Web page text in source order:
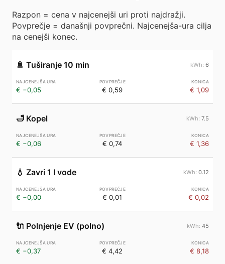
Razpon = cena v najcenejši uri proti najdražji.
Povprečje = današnji povprečni. Najcenejša-ura cilja
na cenejši konec.
🚿 Tuširanje 10 min 6
€ −0,05 € 0,59 € 1,09
🛁 Kopel 7.5
€ −0,06 € 0,74 € 1,36
💧 Zavri 1 l vode 0.12
€ −0,00 € 0,01 € 0,02
🔌 Polnjenje EV (polno) 45
€ −0,37 € 4,42 € 8,18